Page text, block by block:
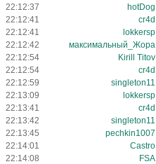
22:12:37
hotDog
22:12:41
cr4d
22:12:41
lokkersp
22:12:42
максимальный_Жора
22:12:54
Kirill Titov
22:12:54
cr4d
22:12:59
singleton11
22:13:09
lokkersp
22:13:41
cr4d
22:13:42
singleton11
22:13:45
pechkin1007
22:14:01
Castro
22:14:08
FSA